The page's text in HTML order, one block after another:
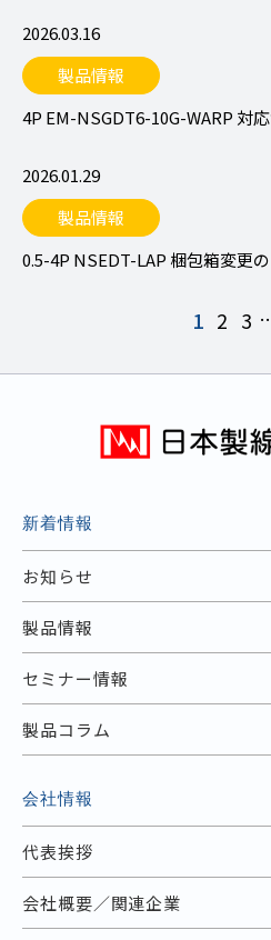
2026.03.16
製品情報
4P EM-NSGDT6-10G-WARP 対
2026.01.29
製品情報
0.5-4P NSEDT-LAP 梱包箱変更
1 2 3
新着情報
お知らせ
製品情報
セミナー情報
製品コラム
会社情報
代表挨拶
会社概要／関連企業